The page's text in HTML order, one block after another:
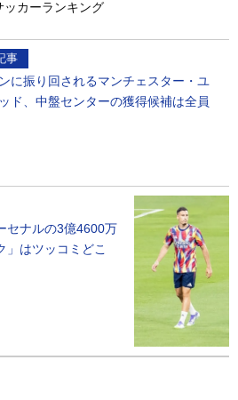
ッカーランキング
事
に振り回されるマンチェスター・ユ
ド、中盤センターの獲得候補は全員
セナルの3億4600万
」はツッコミどこ